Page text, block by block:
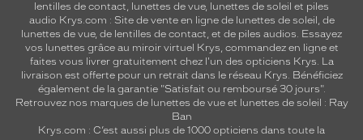
lentilles de contact, lunettes de vue, lunettes de soleil et piles
audio Krys.com : Site de vente en ligne de lunettes de soleil, de
lunettes de vue, de lentilles de contact, et de piles audios. Essayez
vos lunettes grâce au miroir virtuel Krys, commandez en ligne et
faites vous livrer gratuitement chez l'un des opticiens Krys. La
livraison est offerte pour un retrait dans le réseau Krys. Bénéficiez
également de la garantie "Satisfait ou remboursé 30 jours".
Retrouvez nos marques de lunettes de vue et lunettes de soleil : Ray
Ban
Krys.com : C’est aussi plus de 1000 opticiens dans toute la